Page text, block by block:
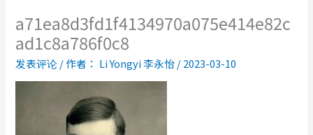
a71ea8d3fd1f4134970a075e414e82c
ad1c8a786f0c8
发表评论/ 作者： Li Yongyi 李永怡/2023-03-10